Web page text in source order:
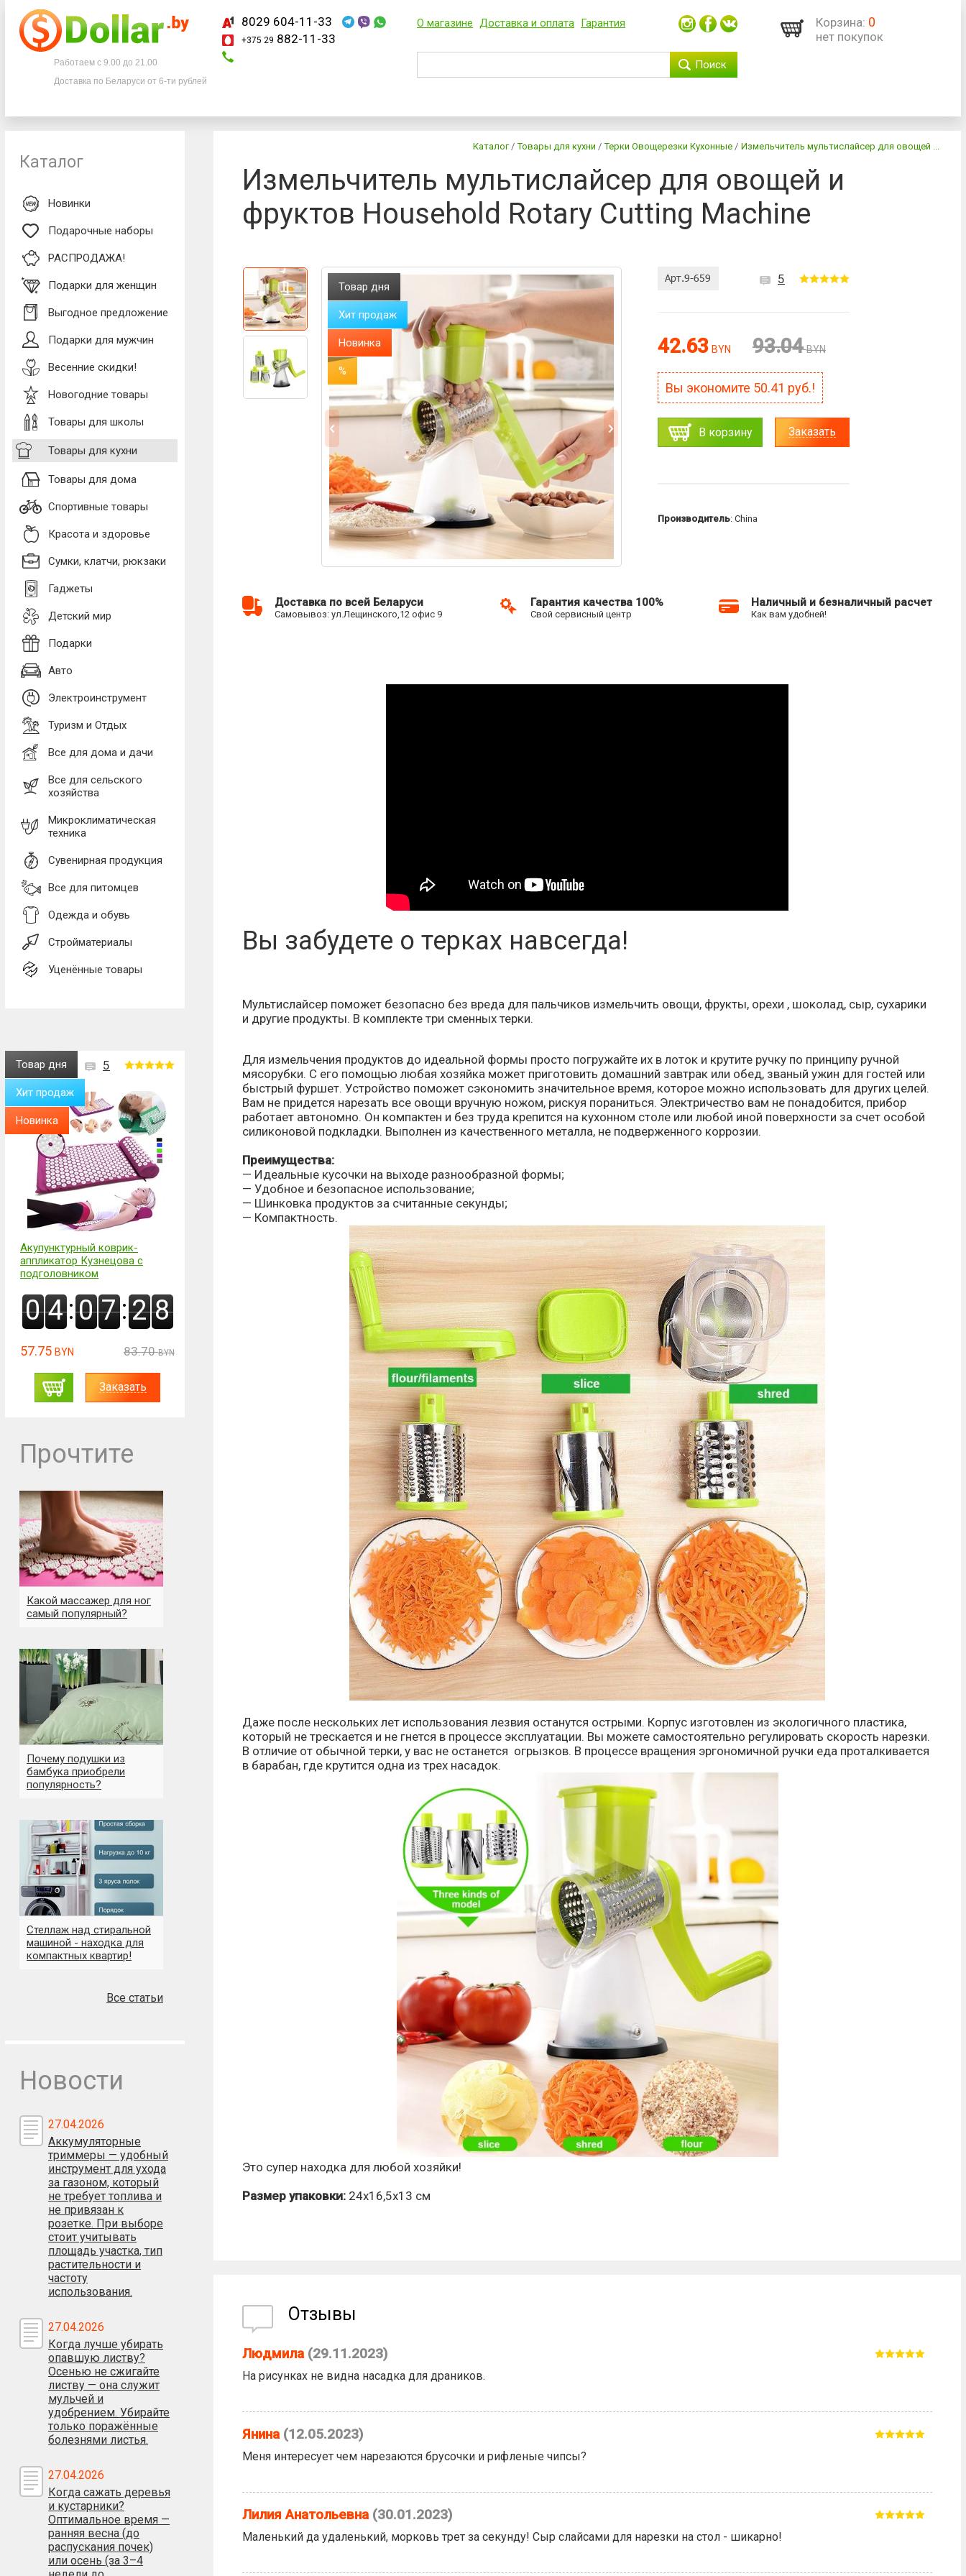
Телефоны
+375 29882-11-33
Работаем с 9.00 до 21.00
Доставка по Беларуси от 6-ти рублей
8029 604-11-33
+375 29 882-11-33
О магазине Доставка и оплата Гарантия
Поиск
Корзина: 0
нет покупок
Каталог
Новинки
Подарочные наборы
РАСПРОДАЖА!
Подарки для женщин
Выгодное предложение
Подарки для мужчин
Весенние скидки!
Новогодние товары
Товары для школы
Товары для кухни
Товары для дома
Спортивные товары
Красота и здоровье
Сумки, клатчи, рюкзаки
Гаджеты
Детский мир
Подарки
Авто
Электроинструмент
Туризм и Отдых
Все для дома и дачи
Все для сельского
хозяйства
Микроклиматическая
техника
Сувенирная продукция
Все для питомцев
Одежда и обувь
Стройматериалы
Уценённые товары
5
Товар дня
Хит продаж
Новинка
Акупунктурный коврик-
аппликатор Кузнецова с
подголовником
0 4:0 7:2 7
57.75 BYN 83.70 BYN
Заказать
Прочтите
Какой массажер для ног
самый популярный?
Почему подушки из
бамбука приобрели
популярность?
Стеллаж над стиральной
машиной - находка для
компактных квартир!
Все статьи
Новости
27.04.2026
Аккумуляторные
триммеры — удобный
инструмент для ухода
за газоном, который
не требует топлива и
не привязан к
розетке. При выборе
стоит учитывать
площадь участка, тип
растительности и
частоту
использования.
27.04.2026
Когда лучше убирать
опавшую листву?
Осенью не сжигайте
листву — она служит
мульчей и
удобрением. Убирайте
только поражённые
болезнями листья.
27.04.2026
Когда сажать деревья
и кустарники?
Оптимальное время —
ранняя весна (до
распускания почек)
или осень (за 3–4
Каталог / Товары для кухни / Терки Овощерезки Кухонные / Измельчитель мультислайсер для овощей ...
Измельчитель мультислайсер для овощей и
фруктов Household Rotary Cutting Machine
Товар дня
Хит продаж
Новинка
%
5
42.63 BYN 93.04 BYN
Вы экономите 50.41 руб.!
В корзину Заказать
Производитель: China
Доставка по всей Беларуси
Самовывоз: ул.Лещинского,12 офис 9
Гарантия качества 100%
Свой сервисный центр
Наличный и безналичный расчет
Как вам удобней!
Вы забудете о терках навсегда!
Мультислайсер поможет безопасно без вреда для пальчиков измельчить овощи, фрукты, орехи , шоколад, сыр, сухарики
и другие продукты. В комплекте три сменных терки.
Для измельчения продуктов до идеальной формы просто погружайте их в лоток и крутите ручку по принципу ручной
мясорубки. С его помощью любая хозяйка может приготовить домашний завтрак или обед, званый ужин для гостей или
быстрый фуршет. Устройство поможет сэкономить значительное время, которое можно использовать для других целей.
Вам не придется нарезать все овощи вручную ножом, рискуя пораниться. Электричество вам не понадобится, прибор
работает автономно. Он компактен и без труда крепится на кухонном столе или любой иной поверхности за счет особой
силиконовой подкладки. Выполнен из качественного металла, не подверженного коррозии.
Преимущества:
— Идеальные кусочки на выходе разнообразной формы;
— Удобное и безопасное использование;
— Шинковка продуктов за считанные секунды;
— Компактность.
Даже после нескольких лет использования лезвия останутся острыми. Корпус изготовлен из экологичного пластика,
который не трескается и не гнется в процессе эксплуатации. Вы можете самостоятельно регулировать скорость нарезки.
В отличие от обычной терки, у вас не останется огрызков. В процессе вращения эргономичной ручки еда проталкивается
в барабан, где крутится одна из трех насадок.
Это супер находка для любой хозяйки!
Размер упаковки: 24х16,5х13 см
Отзывы
Людмила (29.11.2023)
На рисунках не видна насадка для драников.
Янина (12.05.2023)
Меня интересует чем нарезаются брусочки и рифленые чипсы?
Лилия Анатольевна (30.01.2023)
Маленький да удаленький, морковь трет за секунду! Сыр слайсами для нарезки на стол - шикарно!